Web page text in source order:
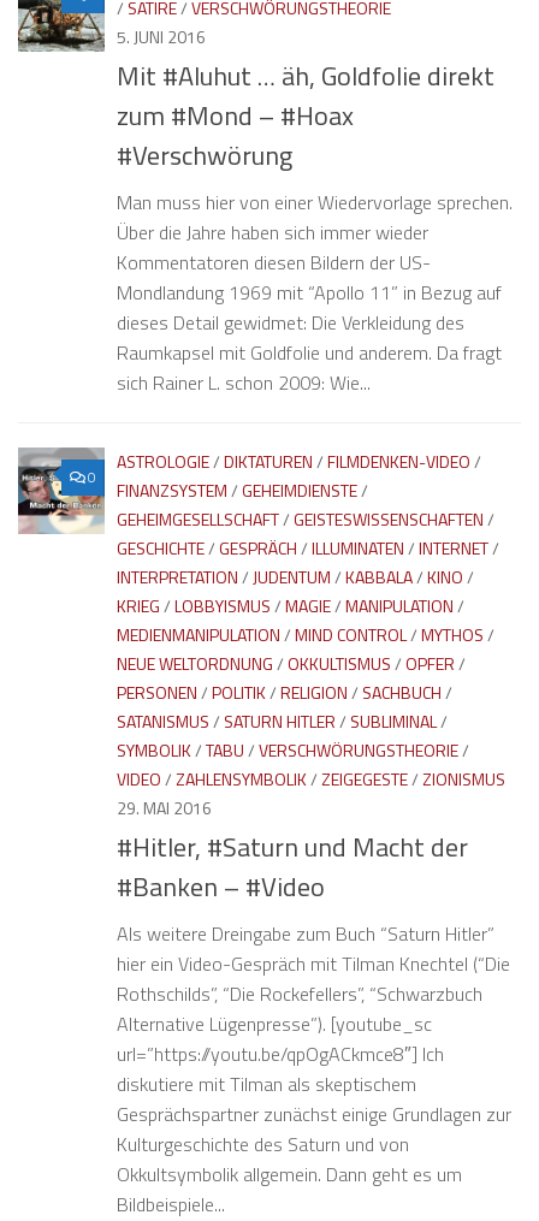
/ SATIRE/VERSCHWÖRUNGSTHEORIE
5. JUNI 2016
Mit #Aluhut … äh, Goldfolie direkt
zum #Mond – #Hoax
#Verschwörung
Man muss hier von einer Wiedervorlage sprechen.
Über die Jahre haben sich immer wieder
Kommentatoren diesen Bildern der US-
Mondlandung 1969 mit “Apollo 11” in Bezug auf
dieses Detail gewidmet: Die Verkleidung des
Raumkapsel mit Goldfolie und anderem. Da fragt
sich Rainer L. schon 2009: Wie...
0
ASTROLOGIE/DIKTATUREN/FILMDENKEN-VIDEO/
FINANZSYSTEM/GEHEIMDIENSTE/
GEHEIMGESELLSCHAFT/GEISTESWISSENSCHAFTEN/
GESCHICHTE/GESPRÄCH/ILLUMINATEN/INTERNET/
INTERPRETATION/ JUDENTUM/KABBALA/KINO/
KRIEG/LOBBYISMUS/MAGIE/MANIPULATION/
MEDIENMANIPULATION/MIND CONTROL/MYTHOS/
NEUE WELTORDNUNG/OKKULTISMUS/OPFER/
PERSONEN/POLITIK/RELIGION/ SACHBUCH/
SATANISMUS/ SATURN HITLER/ SUBLIMINAL/
SYMBOLIK/TABU/VERSCHWÖRUNGSTHEORIE/
VIDEO/ZAHLENSYMBOLIK/ZEIGEGESTE/ZIONISMUS
29. MAI 2016
#Hitler, #Saturn und Macht der
#Banken – #Video
Als weitere Dreingabe zum Buch “Saturn Hitler”
hier ein Video-Gespräch mit Tilman Knechtel (“Die
Rothschilds”, “Die Rockefellers”, “Schwarzbuch
Alternative Lügenpresse”). [youtube_sc
url=”https://youtu.be/qpOgACkmce8″] Ich
diskutiere mit Tilman als skeptischem
Gesprächspartner zunächst einige Grundlagen zur
Kulturgeschichte des Saturn und von
Okkultsymbolik allgemein. Dann geht es um
Bildbeispiele...